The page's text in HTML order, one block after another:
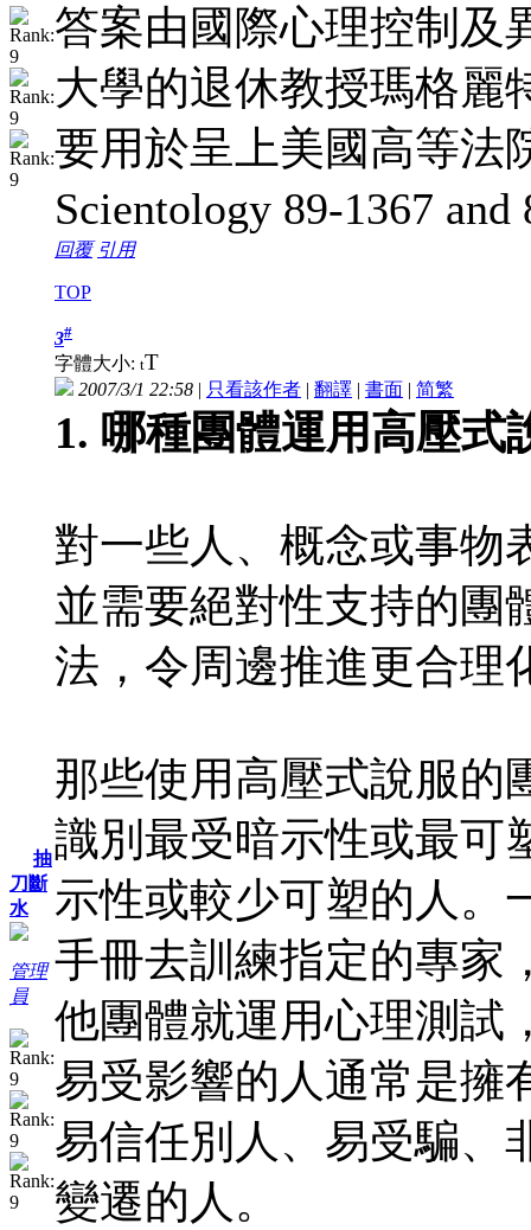
答案由國際心理控制及
大學的退休教授瑪格麗
要用於呈上美國高等法
Scientology 89-1367
回覆 引用
TOP
抽
刀斷
水
管理
員
3#
字體大小: tT
2007/3/1 22:58 | 只看該作者 | 翻譯 | 書面 | 简繁
1. 哪種團體運用高壓式
對一些人、概念或事物
並需要絕對性支持的團
法，令周邊推進更合理
那些使用高壓式說服的
識別最受暗示性或最可
示性或較少可塑的人。
手冊去訓練指定的專家
他團體就運用心理測試
易受影響的人通常是擁
易信任別人、易受騙、
變遷的人。